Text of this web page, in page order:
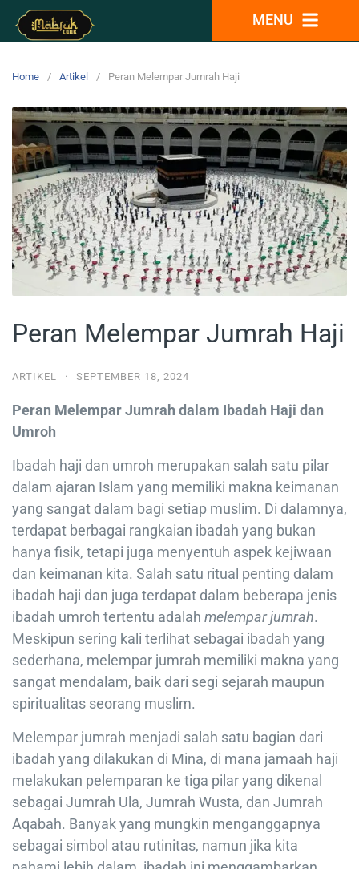
MENU
Home Artikel Peran Melempar Jumrah Haji
Peran Melempar Jumrah Haji
ARTIKEL · SEPTEMBER 18, 2024
Peran Melempar Jumrah dalam Ibadah Haji dan
Umroh
Ibadah haji dan umroh merupakan salah satu pilar
dalam ajaran Islam yang memiliki makna keimanan
yang sangat dalam bagi setiap muslim. Di dalamnya,
terdapat berbagai rangkaian ibadah yang bukan
hanya fisik, tetapi juga menyentuh aspek kejiwaan
dan keimanan kita. Salah satu ritual penting dalam
ibadah haji dan juga terdapat dalam beberapa jenis
ibadah umroh tertentu adalah melempar jumrah.
Meskipun sering kali terlihat sebagai ibadah yang
sederhana, melempar jumrah memiliki makna yang
sangat mendalam, baik dari segi sejarah maupun
spiritualitas seorang muslim.
Melempar jumrah menjadi salah satu bagian dari
ibadah yang dilakukan di Mina, di mana jamaah haji
melakukan pelemparan ke tiga pilar yang dikenal
sebagai Jumrah Ula, Jumrah Wusta, dan Jumrah
Aqabah. Banyak yang mungkin menganggapnya
sebagai simbol atau rutinitas, namun jika kita